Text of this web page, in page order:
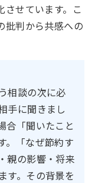
させています。こ
批判から共感への
相談の次に必
手に聞きまし
合「聞いたこと
。「なぜ節約す
親の影響・将来
す。その背景を